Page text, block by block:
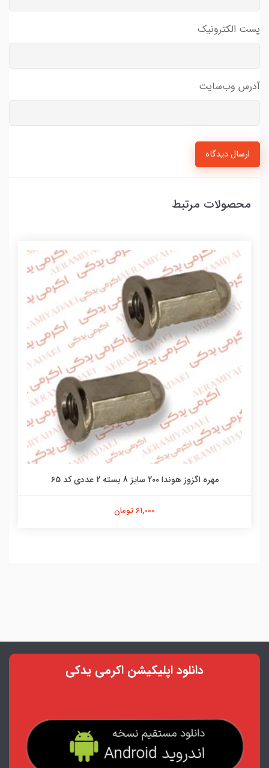
پست الکترونیک
آدرس وب‌سایت
ارسال دیدگاه
محصولات مرتبط
مهره اگزوز هوندا 200 سایز 8 بسته 2 عددی کد 65
61,000 تومان
دانلود اپلیکیشن اکرمی یدکی